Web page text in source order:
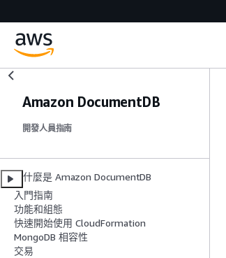
Amazon DocumentDB
開發人員指南
什麼是 Amazon DocumentDB
入門指南
功能和組態
快速開始使用 CloudFormation
MongoDB 相容性
交易